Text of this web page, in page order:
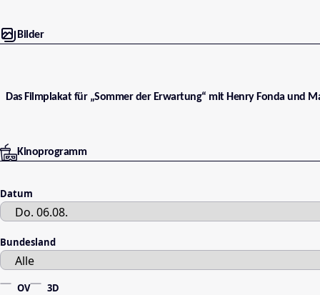
Bilder
Das Filmplakat für „Sommer der Erwartung“ mit Henry Fonda und
Kinoprogramm
Datum
Bundesland
OV 3D